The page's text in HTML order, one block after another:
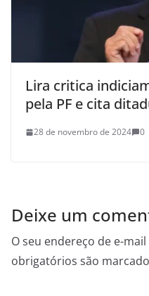
Lira critica
pela PF e cita
28 de novembro de 2024 0
Deixe um
O seu endereço de e-
obrigatórios são